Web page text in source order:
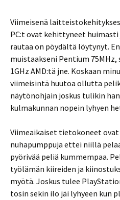
Viimeisenä
PC:t ovat kehittyneet
rautaa on pöydältä löytynyt.
muistaakseni Pentium
1GHz AMD:tä jne. Koskaan
viimeisintä huutoa ollutta
näytönohjain joskus tulikin
kulmakunnan nopein lyhyen
Viimeaikaiset tietokoneet
nuhapumppuja ettei niillä
pyörivää peliä kummempaa.
työlämän kiireiden ja
myötä. Joskus tulee
tosin sekin ilo jäi lyhyeen kun